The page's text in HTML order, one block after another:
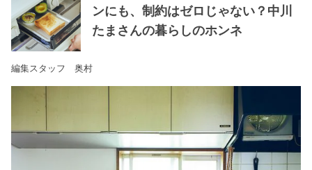
ンにも、制約はゼロじゃない？中川
たまさんの暮らしのホンネ
編集スタッフ 奥村